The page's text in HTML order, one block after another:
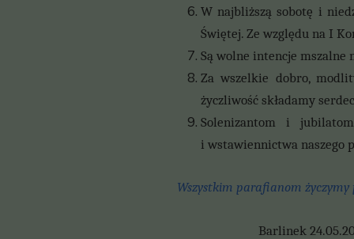
W najbliższą sobotę i
Świętej. Ze względu na I
Są wolne intencje mszalne
Za wszelkie dobro,
życzliwość składamy
Solenizantom i
i wstawiennictwa naszego
Wszystkim parafianom życzymy